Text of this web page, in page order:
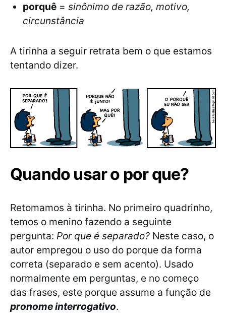
porquê = sinônimo de razão, motivo,
circunstância
A tirinha a seguir retrata bem o que estamos
tentando dizer.
Quando usar o por que?
Retomamos à tirinha. No primeiro quadrinho,
temos o menino fazendo a seguinte
pergunta: Por que é separado? Neste caso, o
autor empregou o uso do porque da forma
correta (separado e sem acento). Usado
normalmente em perguntas, e no começo
das frases, este porque assume a função de
pronome interrogativo.